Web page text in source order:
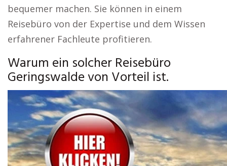
bequemer machen. Sie können in einem
Reisebüro von der Expertise und dem Wissen
erfahrener Fachleute profitieren.
Warum ein solcher Reisebüro
Geringswalde von Vorteil ist.